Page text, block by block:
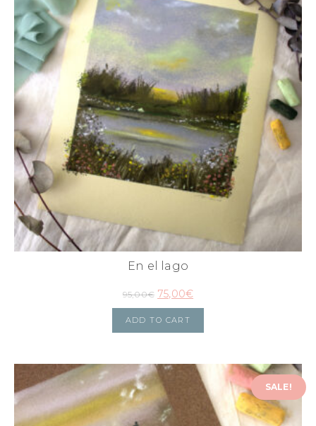
En el lago
95,00€ 75,00€
ADD TO CART
SALE!